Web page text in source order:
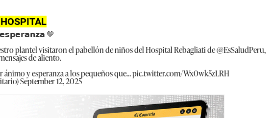
💛
plantel visitaron el pabellón de niños del Hospital Rebagliati de@EsSaludPeru,
de aliento.
y esperanza a los pequeños que…pic.twitter.com/Wx0wk5zLRH
September 12, 2025